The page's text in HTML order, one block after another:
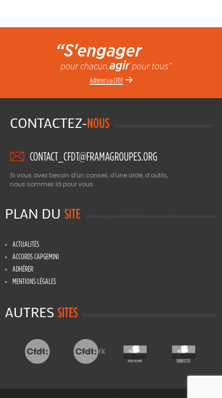
“S'engager
pour chacun,agirpour tous”
Adhérerà laCFDT
CONTACTEZ-NOUS
CONTACT_CFDT@FRAMAGROUPES.ORG
Si vous avez besoin d'un conseil, d'une aide, d’outils,
nous sommes là pour vous.
PLAN DU SITE
ACTUALITÉS
ACCORDS CAPGEMINI
ADHÉRER
MENTIONS LÉGALES
AUTRES SITES